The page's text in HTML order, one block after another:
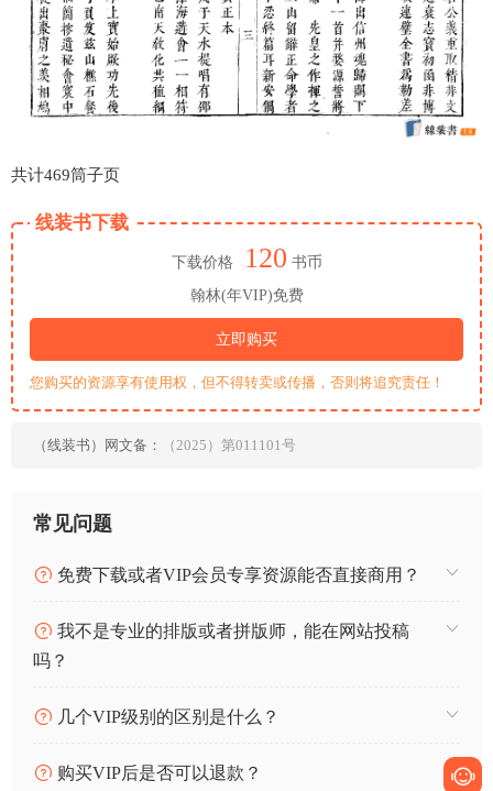
共计469筒子页
线装书下载
下载价格 120 书币
翰林(年VIP)免费
立即购买
您购买的资源享有使用权，但不得转卖或传播，否则将追究责任！
（线装书）网文备： （2025）第011101号
常见问题
免费下载或者VIP会员专享资源能否直接商用？
我不是专业的排版或者拼版师，能在网站投稿
吗？
几个VIP级别的区别是什么？
购买VIP后是否可以退款？